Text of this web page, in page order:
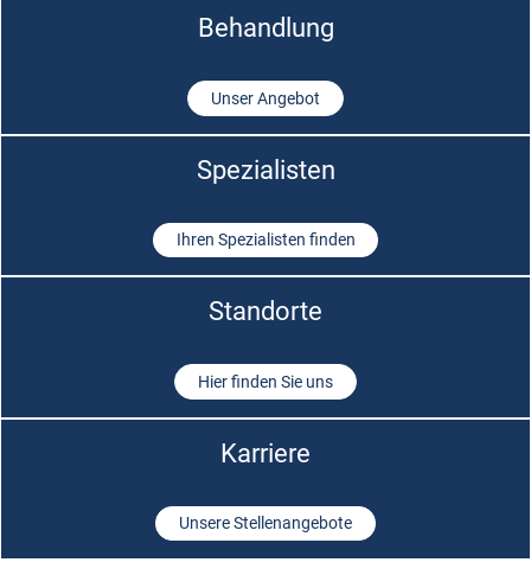
Behandlung
Unser Angebot
Spezialisten
Ihren Spezialisten finden
Standorte
Hier finden Sie uns
Karriere
Unsere Stellenangebote